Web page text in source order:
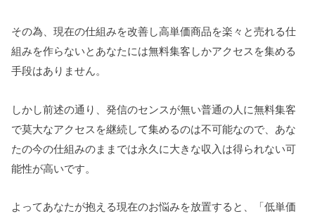
その為、現在の仕組みを改善し高単価商品を楽々と売れる仕
組みを作らないとあなたには無料集客しかアクセスを集める
手段はありません。
しかし前述の通り、発信のセンスが無い普通の人に無料集客
で莫大なアクセスを継続して集めるのは不可能なので、あな
たの今の仕組みのままでは永久に大きな収入は得られない可
能性が高いです。
よってあなたが抱える現在のお悩みを放置すると、「低単価